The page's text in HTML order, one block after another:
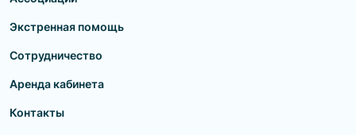
Экстренная помощь
Сотрудничество
Аренда кабинета
Контакты